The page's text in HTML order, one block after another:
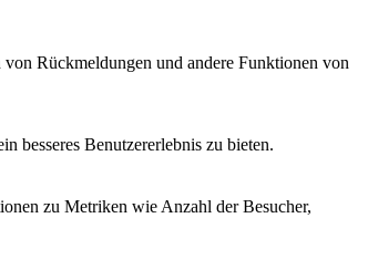
Rückmeldungen und andere Funktionen von
besseres Benutzererlebnis zu bieten.
zu Metriken wie Anzahl der Besucher,